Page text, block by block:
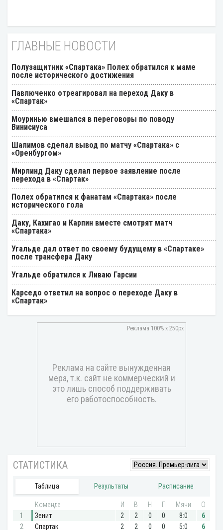
ГЛАВНЫЕ НОВОСТИ
Полузащитник «Спартака» Полех обратился к маме
после исторического достижения
Павлюченко отреагировал на переход Даку в
«Спартак»
Моуринью вмешался в переговоры по поводу
Винисиуса
Шалимов сделал вывод по матчу «Спартака» с
«Оренбургом»
Мирлинд Даку сделал первое заявление после
перехода в «Спартак»
Полех обратился к фанатам «Спартака» после
исторического гола
Даку, Кахигао и Карпин вместе смотрят матч
«Спартака»
Угальде дал ответ по своему будущему в «Спартаке»
после трансфера Даку
Угальде обратился к Ливаю Гарсии
Карседо ответил на вопрос о переходе Даку в
«Спартак»